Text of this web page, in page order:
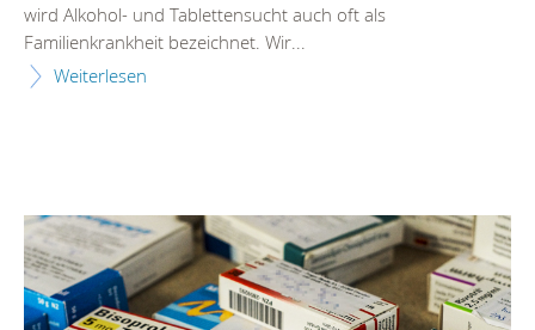
wird Alkohol- und Tablettensucht auch oft als
Familienkrankheit bezeichnet. Wir...
Weiterlesen